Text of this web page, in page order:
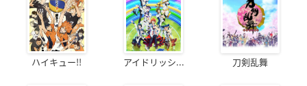
ハイキュー!! アイドリッシ... 刀剣乱舞